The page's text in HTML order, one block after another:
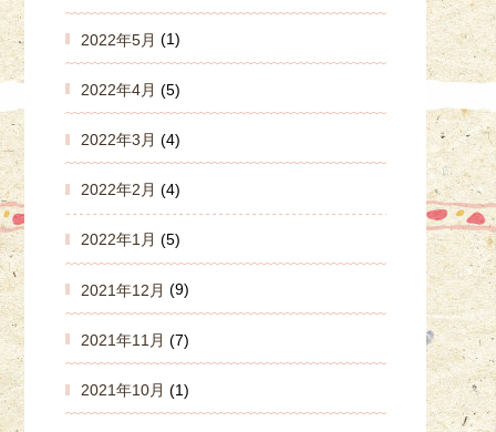
2022年5月 (1)
2022年4月 (5)
2022年3月 (4)
2022年2月 (4)
2022年1月 (5)
2021年12月 (9)
2021年11月 (7)
2021年10月 (1)